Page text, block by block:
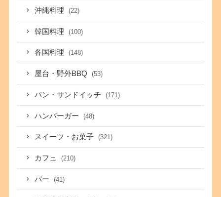
沖縄料理 (22)
韓国料理 (100)
各国料理 (148)
屋台・野外BBQ (53)
パン・サンドイッチ (171)
ハンバーガー (48)
スイーツ・お菓子 (321)
カフェ (210)
バー (41)